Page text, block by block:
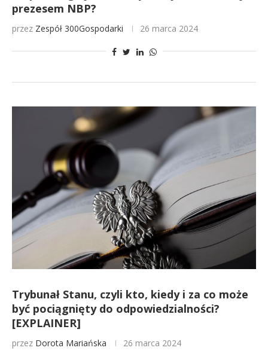
prezesem NBP?
przez Zespół 300Gospodarki 26 marca 2024
Trybunał Stanu, czyli kto, kiedy i za co może
być pociągnięty do odpowiedzialności?
[EXPLAINER]
przez Dorota Mariańska 26 marca 2024